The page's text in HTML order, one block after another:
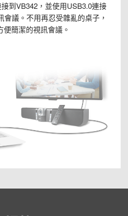
到VB342，並使用USB3.0連接
議。不用再忍受雜亂的桌子，
簡潔的視訊會議。